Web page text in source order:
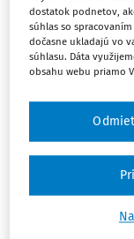
„Otcovia na
6 týždňoch po
dovolenku.
ak chce otec
dieťaťa spolu s
spoločne ako
úpravou mu to
pracovného a
nebude hradiť
poisťovňa z
dostatok podnetov,
súhlas so
dočasne ukladajú vo
súhlasu. Dáta
obsahu webu priamo